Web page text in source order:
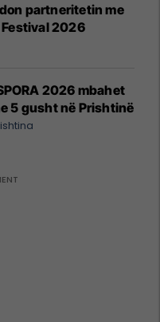
partneritetin me
2026
2026 mbahet
5 gusht në Prishtinë